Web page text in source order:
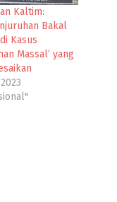
Kaltim:
Bakal
Kasus
Massal’ yang